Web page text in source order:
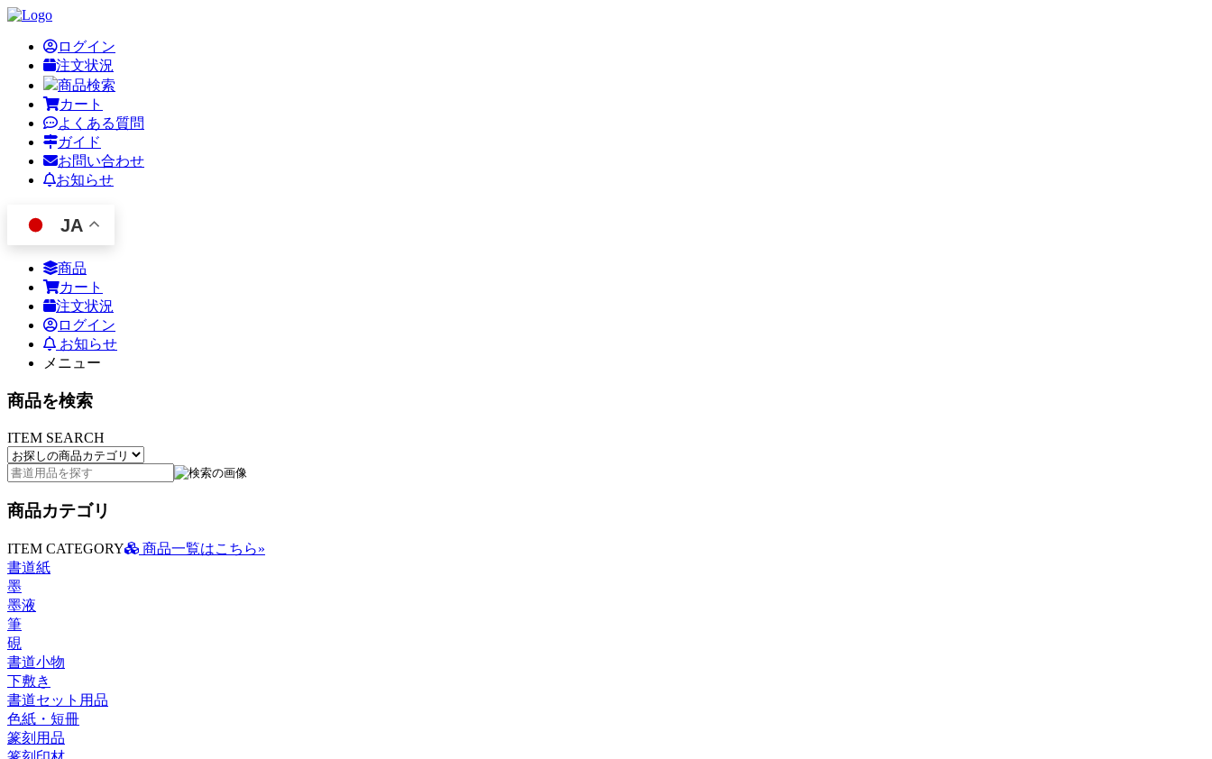
ログイン
注文状況
商品検索
カート
よくある質問
ガイド
お問い合わせ
お知らせ
JA
商品
カート
注文状況
ログイン
お知らせ
メニュー
商品を検索
ITEM SEARCH
商品カテゴリ
ITEM CATEGORY
商品一覧はこちら»
書道紙
墨
墨液
筆
硯
書道小物
下敷き
書道セット用品
色紙・短冊
篆刻用品